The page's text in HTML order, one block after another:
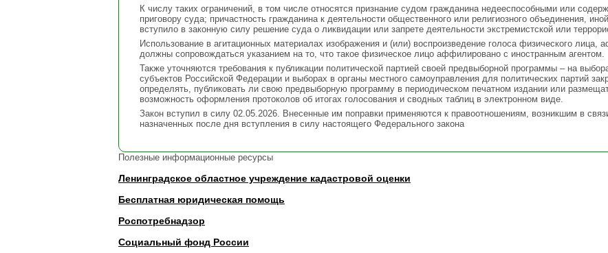
К числу таких ограничений, в том числе относятся признание судом гражданина недееспособными или
приговору суда; причастность гражданина к деятельности общественного или религиозного объединения,
вступило в законную силу решение суда о ликвидации или запрете деятельности экстремистской или
Использование в агитационных материалах изображения и (или) воспроизведение голоса физического лица,
должны сопровождаться указанием на то, что такое физическое лицо аффилировано с иностранным агентом.
Также уточняются требования к публикации политической партией своей предвыборной программы – на
субъектов Российской Федерации и выборах в органы местного самоуправления для политических партий
определять, публиковать ли свою предвыборную программу в периодическом печатном издании или
возможность оформления протоколов об итогах голосования и сводных таблиц в электронном виде.
Закон вступил в силу 02.05.2026. Внесенные им поправки применяются к правоотношениям, возникшим в
назначенных после дня вступления в силу настоящего Федерального закона
Полезные информационные ресурсы
Ленинградское областное учреждение кадастровой оценки
Бесплатная юридическая помощь
Роспотребнадзор
Социальный фонд России